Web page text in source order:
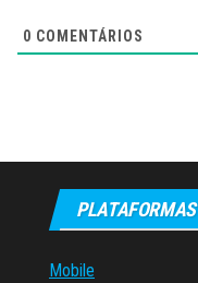
0 COMENTÁRIOS
PLATAFORMAS
Mobile